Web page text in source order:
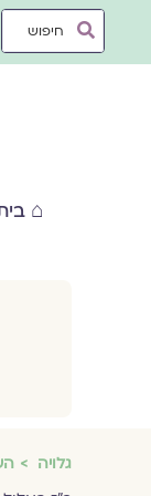
Search
⌂
גלויה